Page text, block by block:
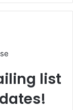
list